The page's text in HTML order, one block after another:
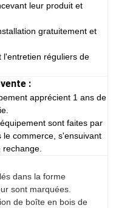
leur produit et
gratuitement et
l'entretien réguliers de
:
apprécient 1 ans de
sont faites par
le commerce, s'ensuivant
rechange.
dans la forme
sont marquées.
de boîte en bois de